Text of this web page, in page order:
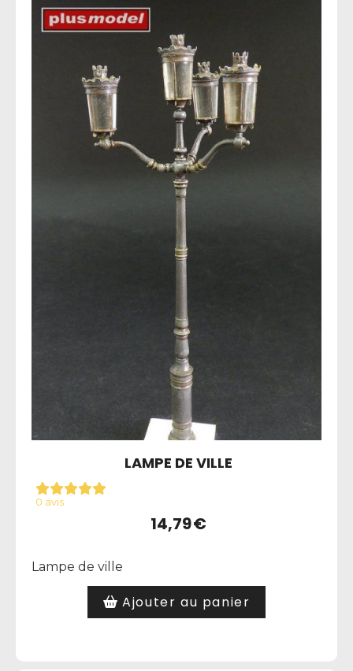
LAMPE DE VILLE
0 avis
14,79€
Lampe de ville
Ajouter au panier